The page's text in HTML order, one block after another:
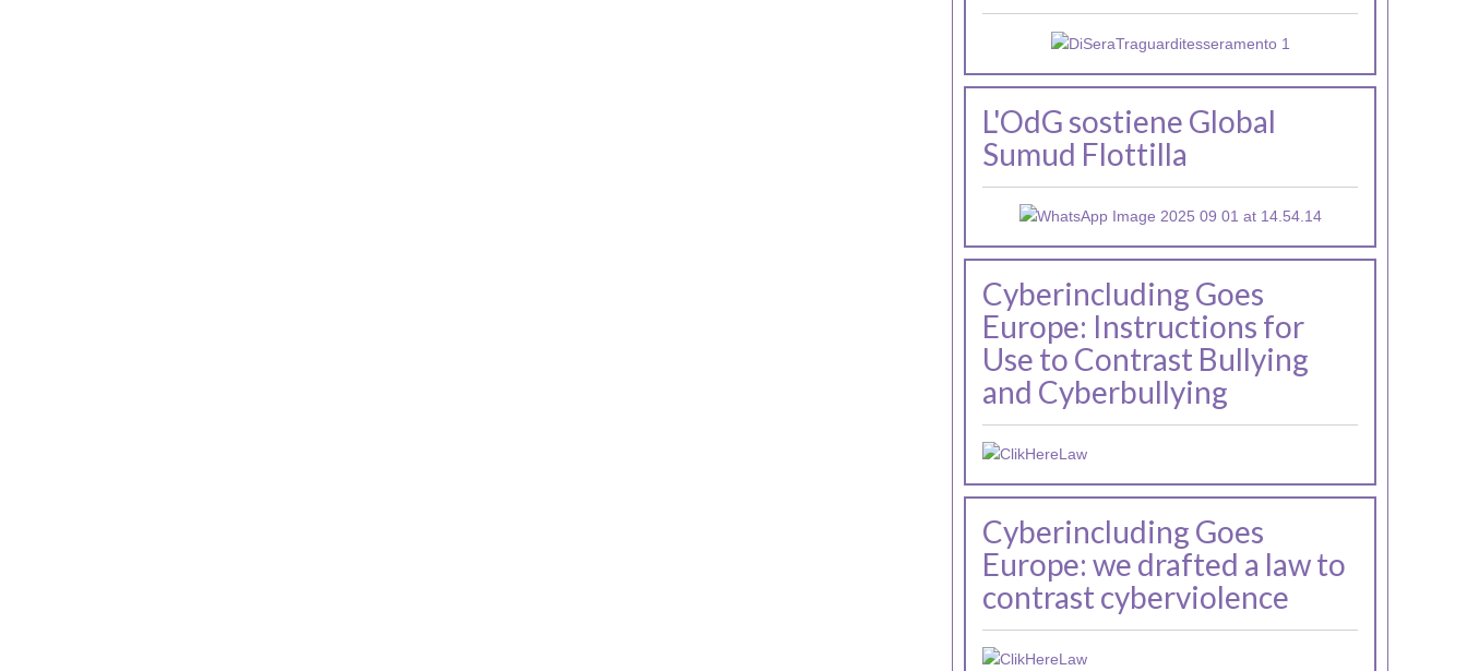
L'OdG sostiene Global
Sumud Flottilla
Cyberincluding Goes
Europe: Instructions for
Use to Contrast Bullying
and Cyberbullying
Cyberincluding Goes
Europe: we drafted a law to
contrast cyberviolence